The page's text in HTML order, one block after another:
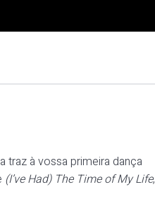
à vossa primeira dança
(I’ve Had) The Time of My Life,